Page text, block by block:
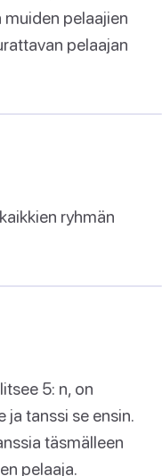
pelaajien
pelaajan
ryhmän
5: n, on
ja tanssi se ensin.
täsmälleen
pelaaja.